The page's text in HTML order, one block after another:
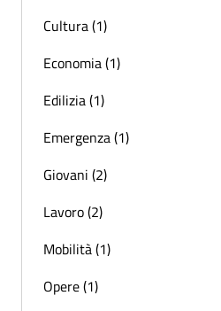
Cultura (1)
Economia (1)
Edilizia (1)
Emergenza (1)
Giovani (2)
Lavoro (2)
Mobilità (1)
Opere (1)